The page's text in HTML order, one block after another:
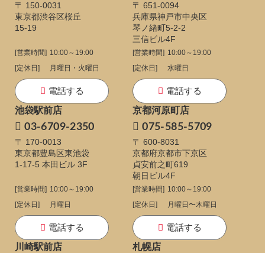
〒 150-0031
東京都渋谷区桜丘
15-19
[営業時間] 10:00～19:00
[定休日]
月曜日・火曜日
電話する
〒 651-0094
兵庫県神戸市中央区
琴ノ緒町5-2-2
三信ビル4F
[営業時間] 10:00～19:00
[定休日]
水曜日
電話する
池袋駅前店
03-6709-2350
〒 170-0013
東京都豊島区東池袋
1-17-5 本田ビル 3F
[営業時間] 10:00～19:00
[定休日]
月曜日
電話する
京都河原町店
075-585-5709
〒 600-8031
京都府京都市下京区
貞安前之町619
朝日ビル4F
[営業時間] 10:00～19:00
[定休日]
月曜日〜木曜日
電話する
川崎駅前店
札幌店